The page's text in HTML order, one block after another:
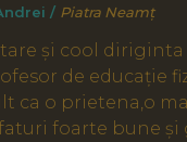
/ Piatra Neamț
și cool diriginta
de educație
ca o prietena,o
foarte bune și